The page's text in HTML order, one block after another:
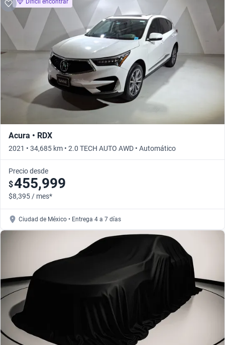
Difícil encontrar
Acura • RDX
2021 • 34,685 km • 2.0 TECH AUTO AWD • Automático
Precio desde
$455,999
$8,395 / mes*
Ciudad de México • Entrega 4 a 7 días